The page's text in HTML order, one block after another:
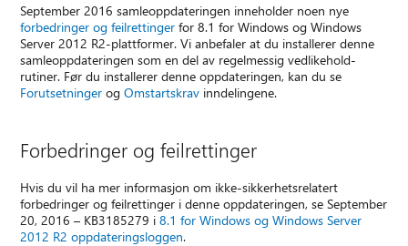
September 2016 samleoppdateringen inneholder noen nye
forbedringer og feilrettinger for 8.1 for Windows og Windows
Server 2012 R2-plattformer. Vi anbefaler at du installerer denne
samleoppdateringen som en del av regelmessig vedlikehold-
rutiner. Før du installerer denne oppdateringen, kan du se
Forutsetninger ogOmstartskrav inndelingene.
Forbedringer og feilrettinger
Hvis du vil ha mer informasjon om ikke-sikkerhetsrelatert
forbedringer og feilrettinger i denne oppdateringen, se September
20, 2016 – KB3185279 i8.1 for Windows og Windows Server
2012 R2 oppdateringsloggen.